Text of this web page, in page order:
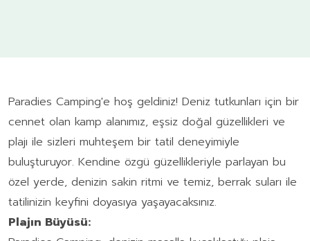
Paradies Camping'e hoş geldiniz! Deniz tutkunları için bir
cennet olan kamp alanımız, eşsiz doğal güzellikleri ve
plajı ile sizleri muhteşem bir tatil deneyimiyle
buluşturuyor. Kendine özgü güzellikleriyle parlayan bu
özel yerde, denizin sakin ritmi ve temiz, berrak suları ile
tatilinizin keyfini doyasıya yaşayacaksınız.
Plajın Büyüsü: